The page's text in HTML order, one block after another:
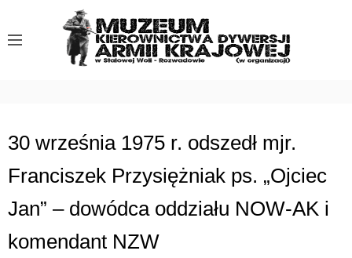
30 września 1975 r. odszedł mjr.
Franciszek Przysiężniak ps. „Ojciec
Jan” – dowódca oddziału NOW-AK i
komendant NZW